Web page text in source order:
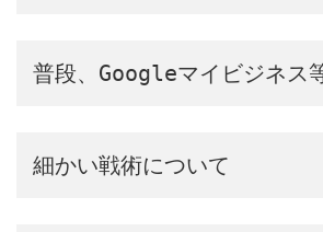
普段、Googleマイビジネス
細かい戦術について